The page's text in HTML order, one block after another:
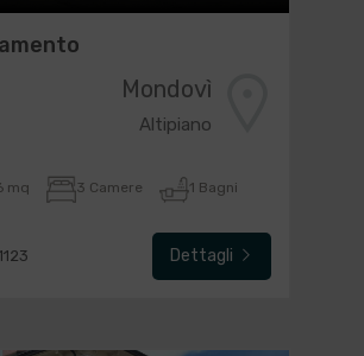
Mondovì
Altipiano
mq 3 Camere 1 Bagni
Dettagli